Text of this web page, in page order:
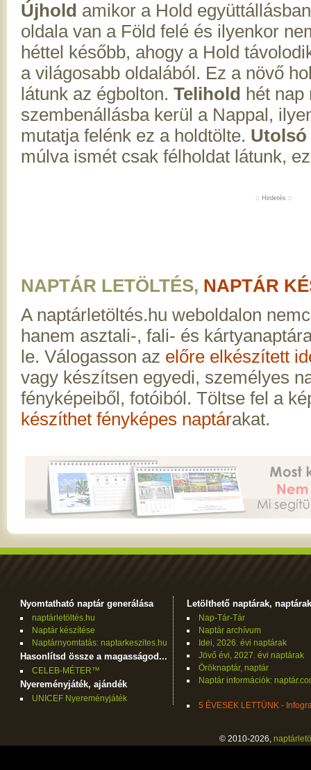
Újhold amikor a Hold
oldala van a Föld felé és ilyenkor
héttel később, ahogy a Hold
a világosabb oldalából. Ez a növő
látunk az égbolton. Telihold hét
szembenállásba kerül a Nappal,
mutatja felénk ez a holdtölte. Utolsó
múlva ismét csak félholdat látunk,
:: Hirdetés ::
NAPTÁR LETÖLTÉS, NAPTÁR
A naptárletöltés.hu weboldalon
hanem asztali-, fali- és
le. Válogasson az előre elkészített
vagy készítsen egyedi, személyes
fényképeiből, fotóiból. Töltse fel a
készíthet fényképes naptárakat.
Nyomtatható naptár generálása
naptárletöltés.hu
Naptár készítése
Naptárnyomtatás: naptarkeszites.hu
Hasonlítsd össze a magasságod...
CELEB-MÉTER™
Nyereményjáték, ajándék
UNICEF Nyereményjáték
Letölthető naptárak, naptárak
Nap-Tár-Tár
Naptár archívum
Idei, 2026. évi naptárak
Jövő évi, 2027. évi naptárak
Öröknaptár, naptár
Naptár információk:
5 ÉVESEK LETTÜNK -
© 2010-2026,